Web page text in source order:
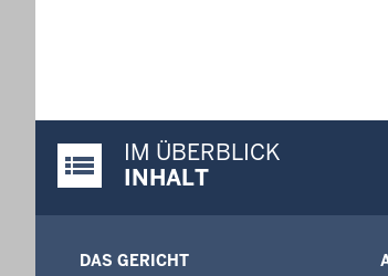
Justiz-Portal im Überblick:
IM ÜBERBLICK
INHALT
DAS GERICHT